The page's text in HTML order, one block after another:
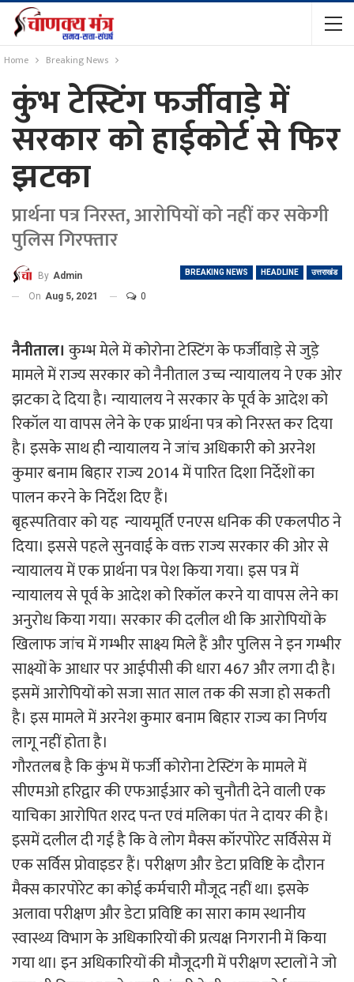
Home Breaking News
कुंभ टेस्टिंग फर्जीवाड़े में
सरकार को हाईकोर्ट से फिर
झटका
प्रार्थना पत्र निरस्त, आरोपियों को नहीं कर सकेगी
पुलिस गिरफ्तार
BREAKING NEWS HEADLINE उत्तराखंड
By Admin
On Aug 5, 2021 0
नैनीताल। कुम्भ मेले में कोरोना टेस्टिंग के फर्जीवाड़े से जुड़े
मामले में राज्य सरकार को नैनीताल उच्च न्यायालय ने एक ओर
झटका दे दिया है। न्यायालय ने सरकार के पूर्व के आदेश को
रिकॉल या वापस लेने के एक प्रार्थना पत्र को निरस्त कर दिया
है। इसके साथ ही न्यायालय ने जांच अधिकारी को अरनेश
कुमार बनाम बिहार राज्य 2014 में पारित दिशा निर्देशों का
पालन करने के निर्देश दिए हैं।
बृहस्पतिवार को यह न्यायमूर्ति एनएस धनिक की एकलपीठ ने
दिया। इससे पहले सुनवाई के वक्त राज्य सरकार की ओर से
न्यायालय में एक प्रार्थना पत्र पेश किया गया। इस पत्र में
न्यायालय से पूर्व के आदेश को रिकॉल करने या वापस लेने का
अनुरोध किया गया। सरकार की दलील थी कि आरोपियों के
खिलाफ जांच में गम्भीर साक्ष्य मिले हैं और पुलिस ने इन गम्भीर
साक्ष्यों के आधार पर आईपीसी की धारा 467 और लगा दी है।
इसमें आरोपियों को सजा सात साल तक की सजा हो सकती
है। इस मामले में अरनेश कुमार बनाम बिहार राज्य का निर्णय
लागू नहीं होता है।
गौरतलब है कि कुंभ में फर्जी कोरोना टेस्टिंग के मामले में
सीएमओ हरिद्वार की एफआईआर को चुनौती देने वाली एक
याचिका आरोपित शरद पन्त एवं मलिका पंत ने दायर की है।
इसमें दलील दी गई है कि वे लोग मैक्स कॉरपोरेट सर्विसेस में
एक सर्विस प्रोवाइडर हैं। परीक्षण और डेटा प्रविष्टि के दौरान
मैक्स कारपोरेट का कोई कर्मचारी मौजूद नहीं था। इसके
अलावा परीक्षण और डेटा प्रविष्टि का सारा काम स्थानीय
स्वास्थ्य विभाग के अधिकारियों की प्रत्यक्ष निगरानी में किया
गया था। इन अधिकारियों की मौजूदगी में परीक्षण स्टालों ने जो